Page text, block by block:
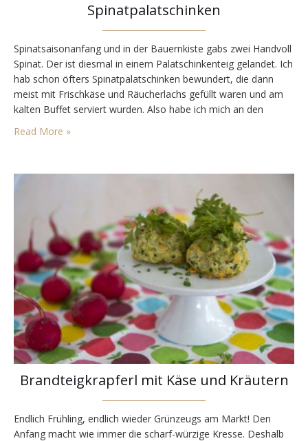
Spinatpalatschinken
Spinatsaisonanfang und in der Bauernkiste gabs zwei Handvoll
Spinat. Der ist diesmal in einem Palatschinkenteig gelandet. Ich
hab schon öfters Spinatpalatschinken bewundert, die dann
meist mit Frischkäse und Räucherlachs gefüllt waren und am
kalten Buffet serviert wurden. Also habe ich mich an den
giftgrünen Palatschinken versucht, diese aber frühlingshaft mit
Champignons, Osterschinken und frischer würziger Kresse
Read More »
Brandteigkrapferl mit Käse und Kräutern
Endlich Frühling, endlich wieder Grünzeugs am Markt! Den
Anfang macht wie immer die scharf-würzige Kresse. Deshalb